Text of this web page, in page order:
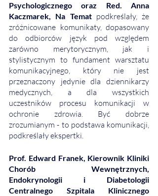
Psychologicznego oraz Red. Anna
Kaczmarek, Na Temat podkreślały, że
zróżnicowane komunikaty, dopasowany
do odbiorców język pod względem
zarówno merytorycznym, jak i
stylistycznym to fundament warsztatu
komunikacyjnego, który nie jest
przeznaczony jedynie dla dziennikarzy
medycznych, a dla wszystkich
uczestników procesu komunikacji w
ochronie zdrowia. Być dobrze
zrozumianym - to podstawa komunikacji,
podkreślały ekspertki.
Prof. Edward Franek, Kierownik Kliniki
Chorób Wewnętrznych,
Endokrynologii i Diabetologii
Centralnego Szpitala Klinicznego